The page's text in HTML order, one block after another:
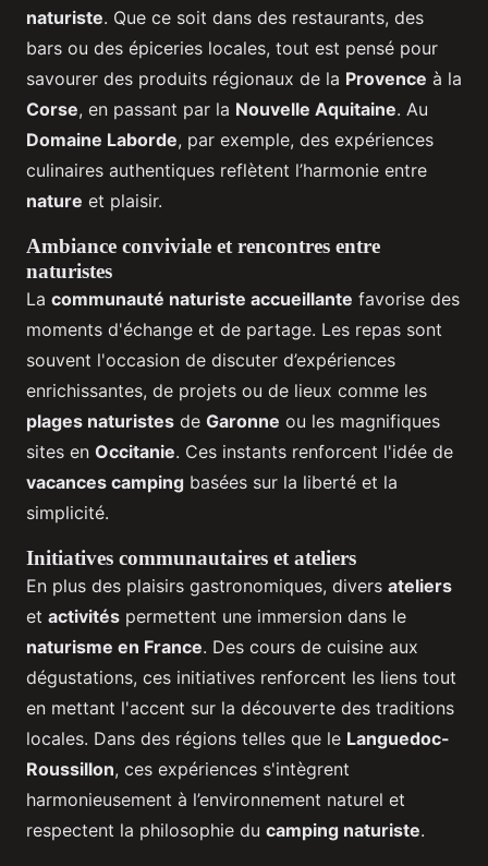
naturiste. Que ce soit dans des restaurants, des
bars ou des épiceries locales, tout est pensé pour
savourer des produits régionaux de la Provence à la
Corse, en passant par la Nouvelle Aquitaine. Au
Domaine Laborde, par exemple, des expériences
culinaires authentiques reflètent l’harmonie entre
nature et plaisir.
Ambiance conviviale et rencontres entre
naturistes
La communauté naturiste accueillante favorise des
moments d'échange et de partage. Les repas sont
souvent l'occasion de discuter d’expériences
enrichissantes, de projets ou de lieux comme les
plages naturistes de Garonne ou les magnifiques
sites en Occitanie. Ces instants renforcent l'idée de
vacances camping basées sur la liberté et la
simplicité.
Initiatives communautaires et ateliers
En plus des plaisirs gastronomiques, divers ateliers
et activités permettent une immersion dans le
naturisme en France. Des cours de cuisine aux
dégustations, ces initiatives renforcent les liens tout
en mettant l'accent sur la découverte des traditions
locales. Dans des régions telles que le Languedoc-
Roussillon, ces expériences s'intègrent
harmonieusement à l’environnement naturel et
respectent la philosophie du camping naturiste.